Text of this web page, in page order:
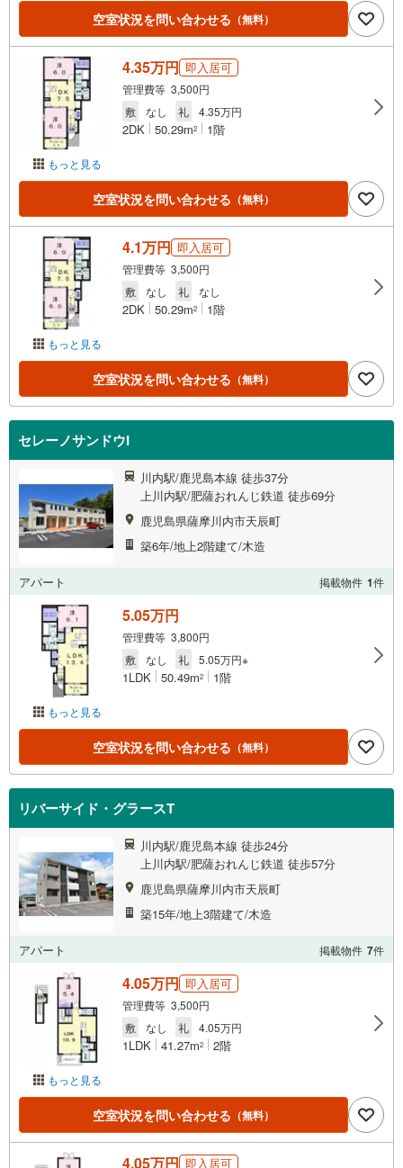
空室状況を問い合わせる （無料）
もっと見る
4.35万円 即入居可
管理費等 3,500円
敷
なし 礼 4.35万円
2DK 50.29m2 1階
空室状況を問い合わせる （無料）
もっと見る
4.1万円 即入居可
管理費等 3,500円
敷
なし 礼 なし
2DK 50.29m2 1階
空室状況を問い合わせる （無料）
セレーノサンドウI
川内駅/鹿児島本線 徒歩37分
上川内駅/肥薩おれんじ鉄道 徒歩69分
鹿児島県薩摩川内市天辰町
築6年/地上2階建て/木造
アパート 掲載物件 1件
もっと見る
5.05万円
管理費等 3,800円
敷
なし 礼 5.05万円※
1LDK 50.49m2 1階
空室状況を問い合わせる （無料）
リバーサイド・グラースT
川内駅/鹿児島本線 徒歩24分
上川内駅/肥薩おれんじ鉄道 徒歩57分
鹿児島県薩摩川内市天辰町
築15年/地上3階建て/木造
アパート 掲載物件 7件
もっと見る
4.05万円 即入居可
管理費等 3,500円
敷
なし 礼 4.05万円
1LDK 41.27m2 2階
空室状況を問い合わせる （無料）
4.05万円 即入居可